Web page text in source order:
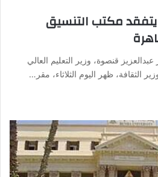
يتفقد مكتب التنسيق
قنصوة، وزير التعليم العالي
الثقافة، ظهر اليوم الثلاثاء، مقر…